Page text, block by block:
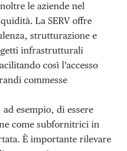
le aziende nel
La SERV offre
strutturazione e
infrastrutturali
così l’accesso
commesse
esempio, di essere
come subfornitrici in
È importante rilevare